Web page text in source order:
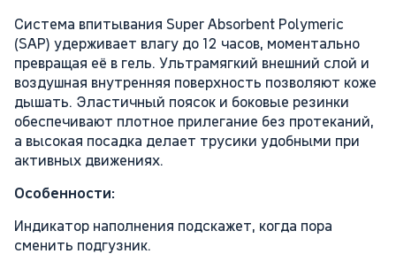
Система впитывания Super Absorbent Polymeric
(SAP) удерживает влагу до 12 часов, моментально
превращая её в гель. Ультрамягкий внешний слой и
воздушная внутренняя поверхность позволяют коже
дышать. Эластичный поясок и боковые резинки
обеспечивают плотное прилегание без протеканий,
а высокая посадка делает трусики удобными при
активных движениях.
Особенности:
Индикатор наполнения подскажет, когда пора
сменить подгузник.